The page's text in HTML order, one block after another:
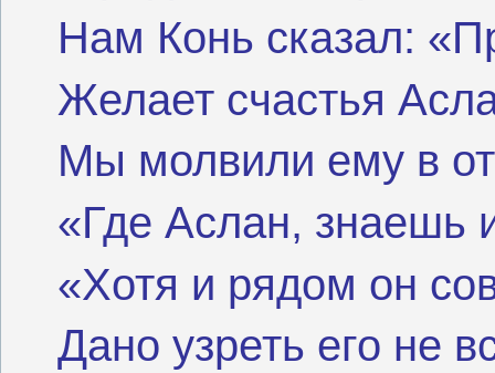
Нам Конь сказал:
Желает счастья
Мы молвили ему в
«Где Аслан, знаешь
«Хотя и рядом он
Дано узреть его не